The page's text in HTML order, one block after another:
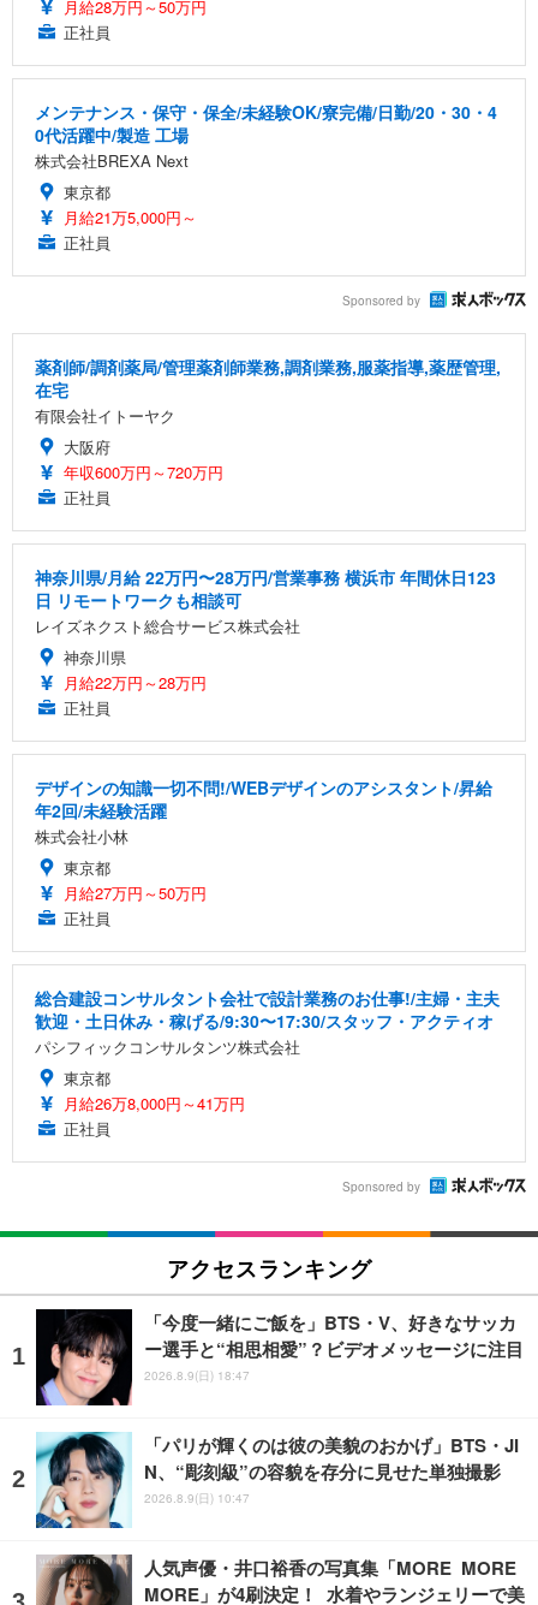
月給28万円～50万円
正社員
メンテナンス・保守・保全/未経験OK/寮完備/日勤/20・30・4
0代活躍中/製造 工場
株式会社BREXA Next
東京都
月給21万5,000円～
正社員
Sponsored by
薬剤師/調剤薬局/管理薬剤師業務,調剤業務,服薬指導,薬歴管理,
在宅
有限会社イトーヤク
大阪府
年収600万円～720万円
正社員
神奈川県/月給 22万円〜28万円/営業事務 横浜市 年間休日123
日 リモートワークも相談可
レイズネクスト総合サービス株式会社
神奈川県
月給22万円～28万円
正社員
デザインの知識一切不問!/WEBデザインのアシスタント/昇給
年2回/未経験活躍
株式会社小林
東京都
月給27万円～50万円
正社員
総合建設コンサルタント会社で設計業務のお仕事!/主婦・主夫
歓迎・土日休み・稼げる/9:30〜17:30/スタッフ・アクティオ
パシフィックコンサルタンツ株式会社
東京都
月給26万8,000円～41万円
正社員
Sponsored by
アクセスランキング
「今度一緒にご飯を」BTS・V、好きなサッカ
ー選手と“相思相愛”？ビデオメッセージに注目
2026.8.9(日) 18:47
「パリが輝くのは彼の美貌のおかげ」BTS・JI
N、“彫刻級”の容貌を存分に見せた単独撮影
2026.8.9(日) 10:47
人気声優・井口裕香の写真集「MORE MORE
MORE」が4刷決定！ 水着やランジェリーで美